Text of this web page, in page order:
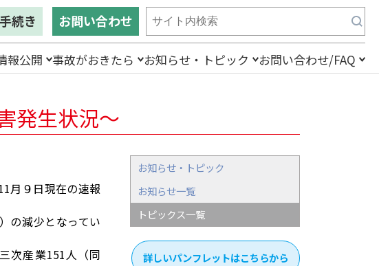
続き お問い合わせ
報公開 事故がおきたら お知らせ・トピック お問い合わせ/FAQ
発生状況〜
月９日現在の速報
の減少となってい
次産業151人（同
お知らせ・トピック
お知らせ一覧
トピックス一覧
詳しいパンフレットはこちらから